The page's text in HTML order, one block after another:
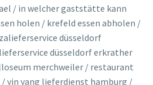
/ in welcher gaststätte kann
holen / krefeld essen abholen /
düsseldorf
düsseldorf erkrather
merchweiler / restaurant
yin yang lieferdienst hamburg /